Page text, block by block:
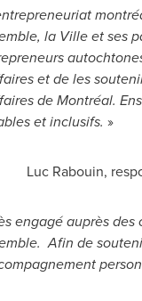
la Ville et ses
et de les
de Montréal.
et inclusifs. »
Luc Rabouin,
engagé auprès
Afin de